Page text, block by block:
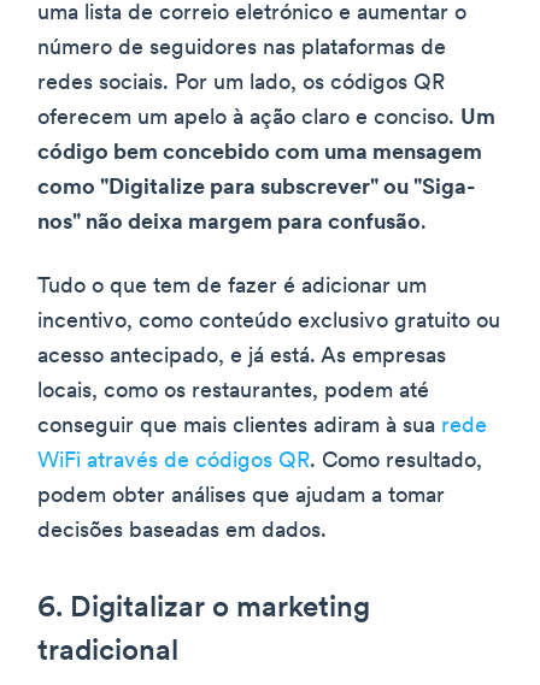
uma lista de correio eletrónico e aumentar o
número de seguidores nas plataformas de
redes sociais. Por um lado, os códigos QR
oferecem um apelo à ação claro e conciso. Um
código bem concebido com uma mensagem
como "Digitalize para subscrever" ou "Siga-
nos" não deixa margem para confusão.
Tudo o que tem de fazer é adicionar um
incentivo, como conteúdo exclusivo gratuito ou
acesso antecipado, e já está. As empresas
locais, como os restaurantes, podem até
conseguir que mais clientes adiram à sua rede
WiFi através de códigos QR. Como resultado,
podem obter análises que ajudam a tomar
decisões baseadas em dados.
6. Digitalizar o marketing
tradicional